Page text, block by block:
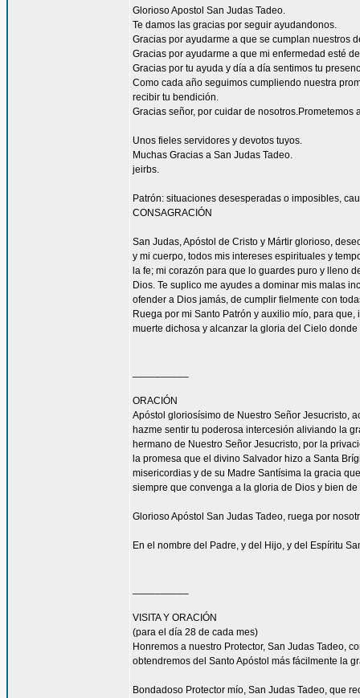
Glorioso Apostol San Judas Tadeo.
Te damos las gracias por seguir ayudandonos.
Gracias por ayudarme a que se cumplan nuestros
Gracias por ayudarme a que mi enfermedad esté
Gracias por tu ayuda y día a día sentimos tu
Como cada año seguimos cumpliendo nuestra
recibir tu bendición.
Gracias señor, por cuidar de
Unos fieles servidores y devotos tuyos.
Muchas Gracias a San Judas Tadeo.
jeirbs.
Patrón: situaciones desesperadas o imposibles,
CONSAGRACIÓN
San Judas, Apóstol de Cristo y Mártir glorioso,
y mi cuerpo, todos mis intereses espirituales y
la fe; mi corazón para que lo guardes puro y lleno
Dios. Te suplico me ayudes a dominar mis malas
ofender a Dios jamás, de cumplir fielmente con
Ruega por mi Santo Patrón y auxilio mío, para
muerte dichosa y alcanzar la gloria del Cielo
ORACIÓN
Apóstol gloriosísimo de Nuestro Señor Jesucristo,
hazme sentir tu poderosa intercesión aliviando la
hermano de Nuestro Señor Jesucristo, por la
la promesa que el divino Salvador hizo a Santa
misericordias y de su Madre Santísima la gracia
siempre que convenga a la gloria de Dios y bien de
Glorioso Apóstol San Judas Tadeo, ruega por
En el nombre del Padre, y del Hijo, y del Espíritu
VISITA Y ORACIÓN
(para el día 28 de cada mes)
Honremos a nuestro Protector, San Judas Tadeo,
obtendremos del Santo Apóstol más fácilmente la
Bondadoso Protector mío, San Judas Tadeo, que